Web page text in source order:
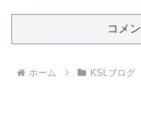
コメ
ホーム KSLブログ